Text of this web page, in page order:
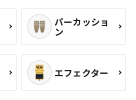
パーカッショ
ン
エフェクター